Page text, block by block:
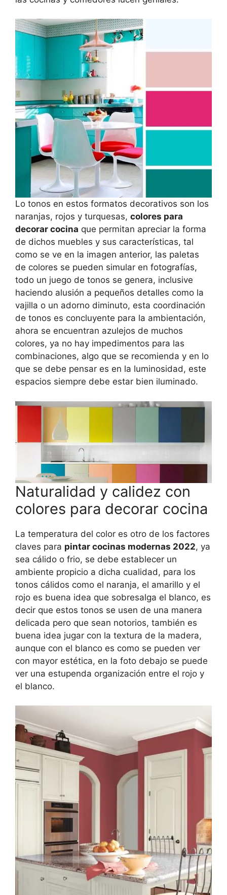
Lo tonos en estos formatos decorativos son los
naranjas, rojos y turquesas, colores para
decorar cocina que permitan apreciar la forma
de dichos muebles y sus características, tal
como se ve en la imagen anterior, las paletas
de colores se pueden simular en fotografías,
todo un juego de tonos se genera, inclusive
haciendo alusión a pequeños detalles como la
vajilla o un adorno diminuto, esta coordinación
de tonos es concluyente para la ambientación,
ahora se encuentran azulejos de muchos
colores, ya no hay impedimentos para las
combinaciones, algo que se recomienda y en lo
que se debe pensar es en la luminosidad, este
espacios siempre debe estar bien iluminado.
Naturalidad y calidez con
colores para decorar cocina
La temperatura del color es otro de los factores
claves para pintar cocinas modernas 2022, ya
sea cálido o frio, se debe establecer un
ambiente propicio a dicha cualidad, para los
tonos cálidos como el naranja, el amarillo y el
rojo es buena idea que sobresalga el blanco, es
decir que estos tonos se usen de una manera
delicada pero que sean notorios, también es
buena idea jugar con la textura de la madera,
aunque con el blanco es como se pueden ver
con mayor estética, en la foto debajo se puede
ver una estupenda organización entre el rojo y
el blanco.